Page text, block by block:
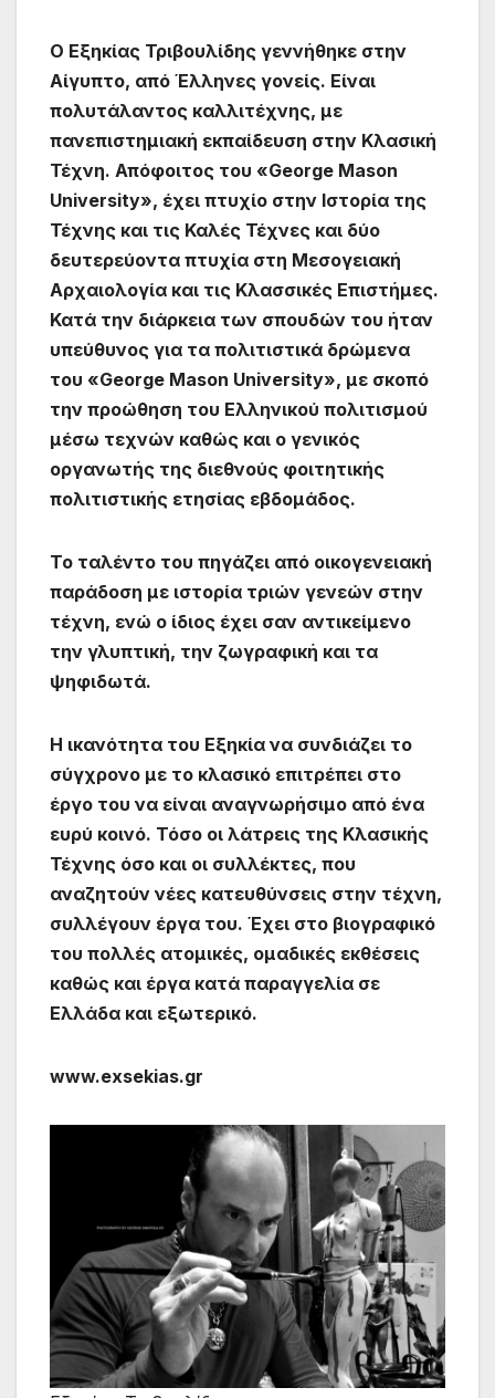
Ο Εξηκίας Τριβουλίδης γεννήθηκε στην
Αίγυπτο, από Έλληνες γονείς. Είναι
πολυτάλαντος καλλιτέχνης, με
πανεπιστημιακή εκπαίδευση στην Κλασική
Τέχνη. Απόφοιτος του «George Mason
University», έχει πτυχίο στην Ιστορία της
Τέχνης και τις Καλές Τέχνες και δύο
δευτερεύοντα πτυχία στη Μεσογειακή
Αρχαιολογία και τις Κλασσικές Επιστήμες.
Κατά την διάρκεια των σπουδών του ήταν
υπεύθυνος για τα πολιτιστικά δρώμενα
του «George Mason University», με σκοπό
την προώθηση του Ελληνικού πολιτισμού
μέσω τεχνών καθώς και ο γενικός
οργανωτής της διεθνούς φοιτητικής
πολιτιστικής ετησίας εβδομάδος.
Το ταλέντο του πηγάζει από οικογενειακή
παράδοση με ιστορία τριών γενεών στην
τέχνη, ενώ ο ίδιος έχει σαν αντικείμενο
την γλυπτική, την ζωγραφική και τα
ψηφιδωτά.
Η ικανότητα του Εξηκία να συνδιάζει το
σύγχρονο με το κλασικό επιτρέπει στο
έργο του να είναι αναγνωρήσιμο από ένα
ευρύ κοινό. Τόσο οι λάτρεις της Κλασικής
Τέχνης όσο και οι συλλέκτες, που
αναζητούν νέες κατευθύνσεις στην τέχνη,
συλλέγουν έργα του. Έχει στο βιογραφικό
του πολλές ατομικές, ομαδικές εκθέσεις
καθώς και έργα κατά παραγγελία σε
Ελλάδα και εξωτερικό.
www.exsekias.gr